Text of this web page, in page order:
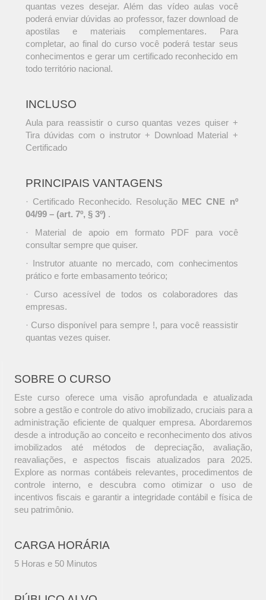
quantas vezes desejar. Além das vídeo aulas você
poderá enviar dúvidas ao professor, fazer download de
apostilas e materiais complementares. Para
completar, ao final do curso você poderá testar seus
conhecimentos e gerar um certificado reconhecido em
todo território nacional.
INCLUSO
Aula para reassistir o curso quantas vezes quiser +
Tira dúvidas com o instrutor + Download Material +
Certificado
PRINCIPAIS VANTAGENS
· Certificado Reconhecido. Resolução MEC CNE nº
04/99 – (art. 7º, § 3º) .
· Material de apoio em formato PDF para você
consultar sempre que quiser.
· Instrutor atuante no mercado, com conhecimentos
prático e forte embasamento teórico;
· Curso acessível de todos os colaboradores das
empresas.
· Curso disponível para sempre !, para você reassistir
quantas vezes quiser.
SOBRE O CURSO
Este curso oferece uma visão aprofundada e atualizada
sobre a gestão e controle do ativo imobilizado, cruciais para a
administração eficiente de qualquer empresa. Abordaremos
desde a introdução ao conceito e reconhecimento dos ativos
imobilizados até métodos de depreciação, avaliação,
reavaliações, e aspectos fiscais atualizados para 2025.
Explore as normas contábeis relevantes, procedimentos de
controle interno, e descubra como otimizar o uso de
incentivos fiscais e garantir a integridade contábil e física de
seu patrimônio.
CARGA HORÁRIA
5 Horas e 50 Minutos